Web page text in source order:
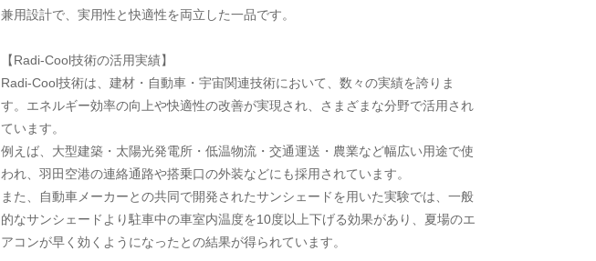
兼用設計で、実用性と快適性を両立した一品です。
【Radi-Cool技術の活用実績】
Radi-Cool技術は、建材・自動車・宇宙関連技術において、数々の実績を誇りま
す。エネルギー効率の向上や快適性の改善が実現され、さまざまな分野で活用され
ています。
例えば、大型建築・太陽光発電所・低温物流・交通運送・農業など幅広い用途で使
われ、羽田空港の連絡通路や搭乗口の外装などにも採用されています。
また、自動車メーカーとの共同で開発されたサンシェードを用いた実験では、一般
的なサンシェードより駐車中の車室内温度を10度以上下げる効果があり、夏場のエ
アコンが早く効くようになったとの結果が得られています。